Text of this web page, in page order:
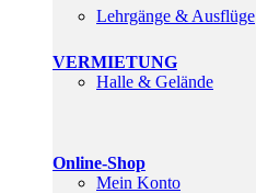
Lehrgänge & Ausflüge
VERMIETUNG
Halle & Gelände
Online-Shop
Mein Konto